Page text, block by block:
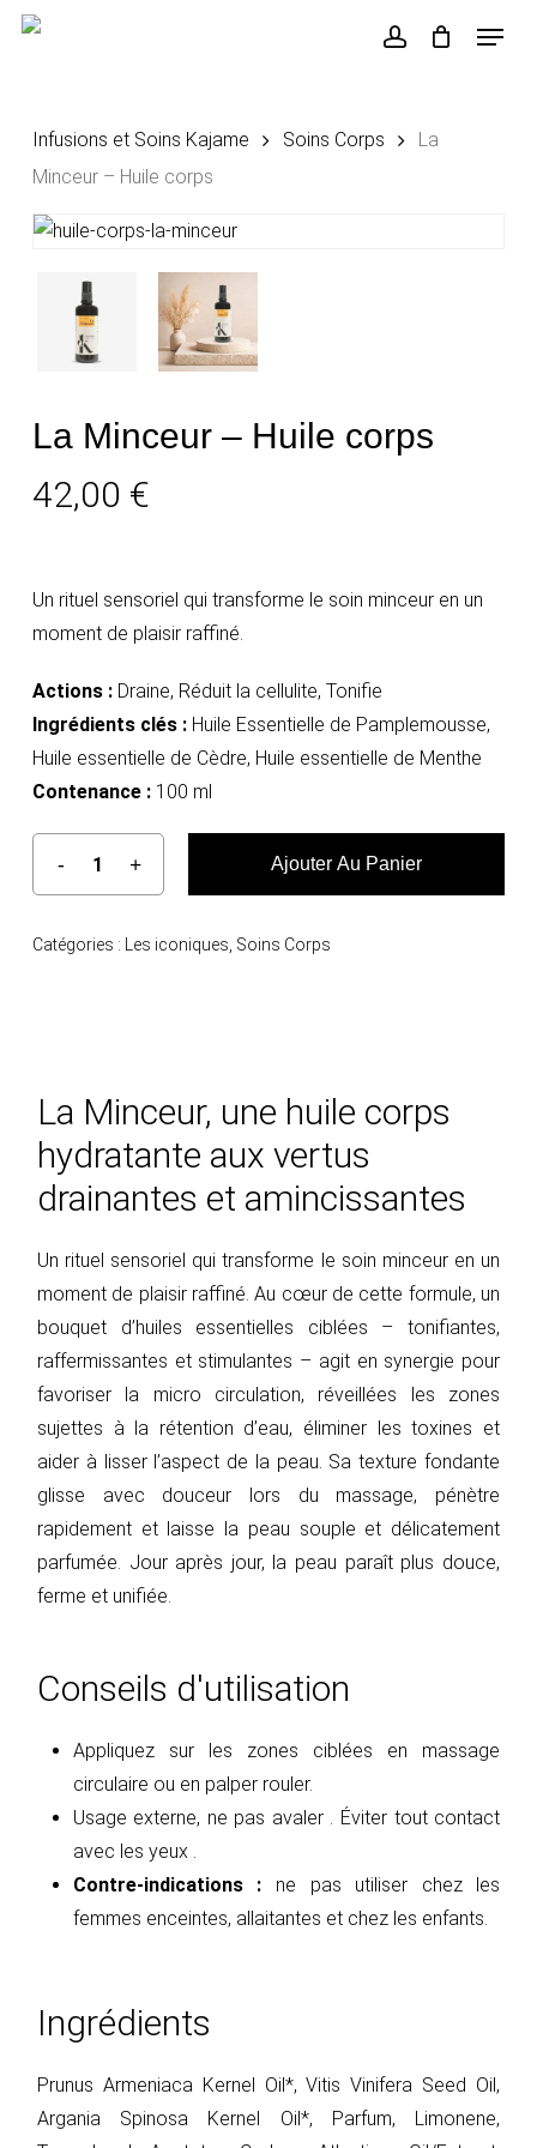
Skip
account
Menu
Infusions et Soins Kajame Soins Corps
La
Minceur – Huile corps
La Minceur – Huile corps
42,00 €
Un rituel sensoriel qui transforme le soin minceur en un
moment de plaisir raffiné.
Actions :Draine, Réduit la cellulite, Tonifie
Ingrédients clés :Huile Essentielle de Pamplemousse,
Huile essentielle de Cèdre, Huile essentielle de Menthe
Contenance :100 ml
Ajouter Au Panier
Catégories : Les iconiques Soins Corps
La Minceur, une huile corps
hydratante aux vertus
drainantes et amincissantes
Un rituel sensoriel qui transforme le soin minceur en un
moment de plaisir raffiné. Au cœur de cette formule, un
bouquet d’huiles essentielles ciblées – tonifiantes,
raffermissantes et stimulantes – agit en synergie pour
favoriser la micro circulation, réveillées les zones
sujettes à la rétention d’eau, éliminer les toxines et
aider à lisser l’aspect de la peau. Sa texture fondante
glisse avec douceur lors du massage, pénètre
rapidement et laisse la peau souple et délicatement
parfumée. Jour après jour, la peau paraît plus douce,
ferme et unifiée.
Conseils d'utilisation
Appliquez sur les zones ciblées en massage
circulaire ou en palper rouler.
Usage externe, ne pas avaler . Éviter tout contact
avec les yeux .
Contre-indications : ne pas utiliser chez les
femmes enceintes, allaitantes et chez les enfants.
Ingrédients
Prunus Armeniaca Kernel Oil*, Vitis Vinifera Seed Oil,
Argania Spinosa Kernel Oil*, Parfum, Limonene,